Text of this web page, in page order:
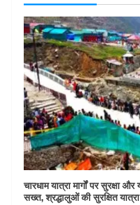
चारधाम यात्रा मार्गों पर सुरक्षा
सख्त, श्रद्धालुओं की सुरक्षित